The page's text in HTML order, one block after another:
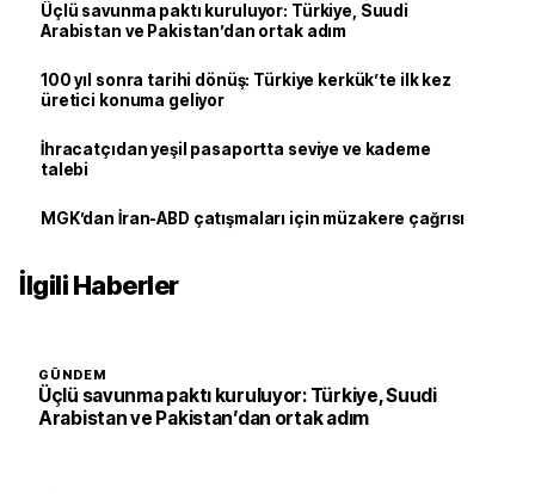
Üçlü savunma paktı kuruluyor: Türkiye, Suudi
Arabistan ve Pakistan’dan ortak adım
100 yıl sonra tarihi dönüş: Türkiye kerkük’te ilk kez
üretici konuma geliyor
İhracatçıdan yeşil pasaportta seviye ve kademe
talebi
MGK’dan İran-ABD çatışmaları için müzakere çağrısı
İlgili Haberler
GÜNDEM
Üçlü savunma paktı kuruluyor: Türkiye, Suudi
Arabistan ve Pakistan’dan ortak adım